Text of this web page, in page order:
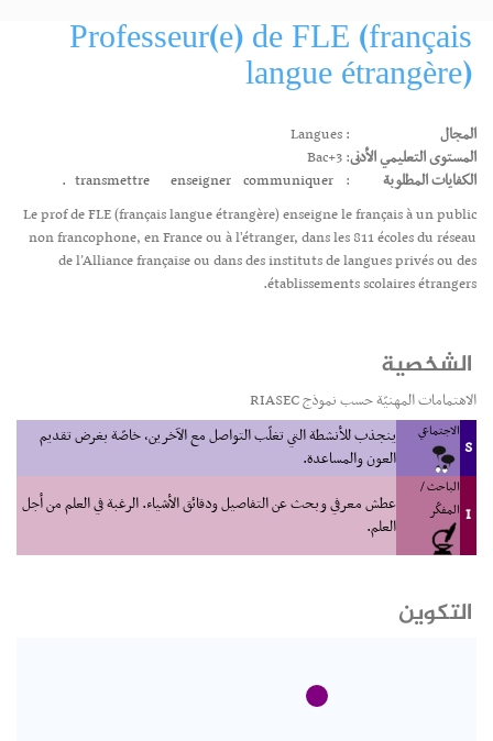
Professeur(e) de FLE (français
langue étrangère)
المجال
: Langues
المستوى التعليمي الأدنى: Bac+3
الكفايات المطلوبة
:
transmettre enseigner communiquer.
Le prof de FLE (français langue étrangère) enseigne le français à un public
non francophone, en France ou à l'étranger, dans les 811 écoles du réseau
de l’Alliance française ou dans des instituts de langues privés ou des
établissements scolaires étrangers.
الشخصية
الاهتمامات المهنيّة حسب نموذج RIASEC
S
الاجتماعي
ينجذب للأنشطة التي تغلّب التواصل مع الآخرين، خاصّة بغرض تقديم
العون والمساعدة.
I
الباحث /
المفكّر
عطش معرفي وبحث عن التفاصيل ودقائق الأشياء. الرغبة في العلم من أجل
العلم.
التكوين